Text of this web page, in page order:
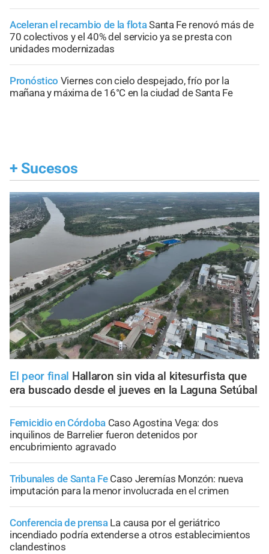
Aceleran el recambio de la flotaSanta Fe renovó más de
70 colectivos y el 40% del servicio ya se presta con
unidades modernizadas
Pronóstico Viernes con cielo despejado, frío por la
mañana y máxima de 16°C en la ciudad de Santa Fe
+ Sucesos
El peor final Hallaron sin vida al kitesurfista que
era buscado desde el jueves en la Laguna Setúbal
Femicidio en Córdoba Caso Agostina Vega: dos
inquilinos de Barrelier fueron detenidos por
encubrimiento agravado
Tribunales de Santa Fe Caso Jeremías Monzón: nueva
imputación para la menor involucrada en el crimen
Conferencia de prensa La causa por el geriátrico
incendiado podría extenderse a otros establecimientos
clandestinos